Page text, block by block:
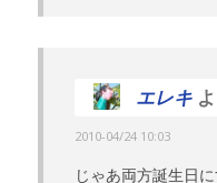
エレキ
2010-04/24 10:03
じゃあ両方誕生日に